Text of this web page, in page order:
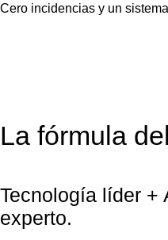
Cero incidencias y un
La fórmula
Tecnología líder +
experto.